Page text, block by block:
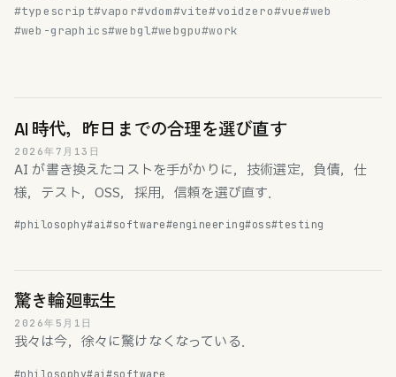
#typescript#vapor#vdom#vite#voidzero#vue#web
#web-graphics#webgl#webgpu#work
AI 時代，昨日までの合理を選び直す
2026年7月13日
AI が書き換えたコストを手がかりに，技術選定，負債，仕
様，テスト，OSS，採用，信頼を選び直す．
#philosophy#ai#software#engineering#oss#testing
驚き輪廻転生
2026年5月1日
我々は今，徐々に驚けなくなっている．
#philosophy#ai#software